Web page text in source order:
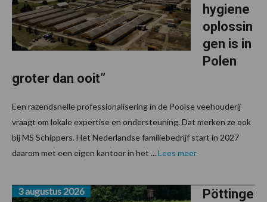
hygiene
oplossin
gen is in
Polen
groter dan ooit”
Een razendsnelle professionalisering in de Poolse veehouderij
vraagt om lokale expertise en ondersteuning. Dat merken ze ook
bij MS Schippers. Het Nederlandse familiebedrijf start in 2027
daarom met een eigen kantoor in het ... Lees meer
Pöttinge
3 augustus 2026